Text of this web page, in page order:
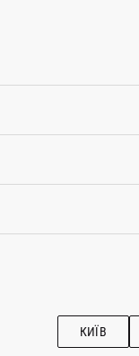
КИЇВ